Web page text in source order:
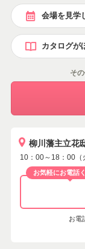
会場を見学
カタログが
そ
柳川藩主立花
10：00～18：00（
お気軽にお電話
お電